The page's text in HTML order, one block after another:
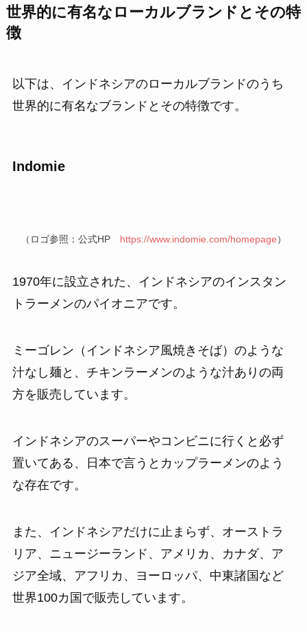
世界的に有名なローカルブランドとその特
徴
以下は、インドネシアのローカルブランドのうち
世界的に有名なブランドとその特徴です。
Indomie
（ロゴ参照：公式HP https://www.indomie.com/homepage）
1970年に設立された、インドネシアのインスタン
トラーメンのパイオニアです。
ミーゴレン（インドネシア風焼きそば）のような
汁なし麺と、チキンラーメンのような汁ありの両
方を販売しています。
インドネシアのスーパーやコンビニに行くと必ず
置いてある、日本で言うとカップラーメンのよう
な存在です。
また、インドネシアだけに止まらず、オーストラ
リア、ニュージーランド、アメリカ、カナダ、ア
ジア全域、アフリカ、ヨーロッパ、中東諸国など
世界100カ国で販売しています。